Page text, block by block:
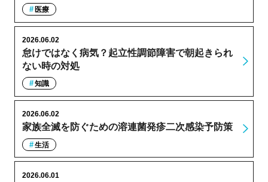
医療
怠けではなく病気？起立性調節障害で朝起きられ
ない時の対処
2026.06.02
知識
家族全滅を防ぐための溶連菌発疹二次感染予防策
2026.06.02
生活
2026.06.01